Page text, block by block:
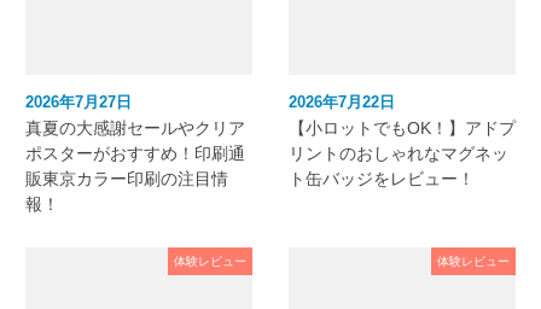
2026年7月27日
真夏の大感謝セールやクリア
ポスターがおすすめ！印刷通
販東京カラー印刷の注目情
報！
2026年7月22日
【小ロットでもOK！】アドプ
リントのおしゃれなマグネッ
ト缶バッジをレビュー！
体験レビュー 体験レビュー